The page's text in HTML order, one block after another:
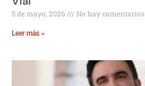
5 de mayo, 2026 No hay comentarios
Leer más »